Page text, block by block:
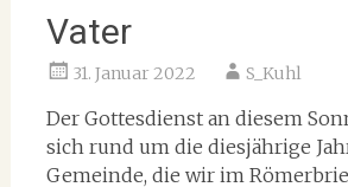
Vater
31. Januar 2022 S_Kuhl
Der Gottesdienst an diesem
sich rund um die diesjährige
Gemeinde, die wir im